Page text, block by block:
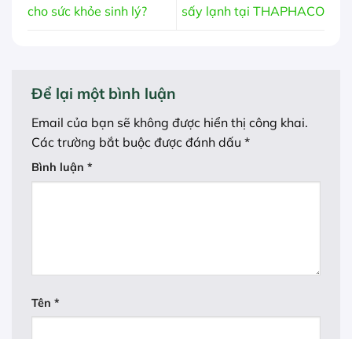
cho sức khỏe sinh lý?
sấy lạnh tại THAPHACO
Để lại một bình luận
Email của bạn sẽ không được hiển thị công khai.
Các trường bắt buộc được đánh dấu *
Bình luận *
Tên *